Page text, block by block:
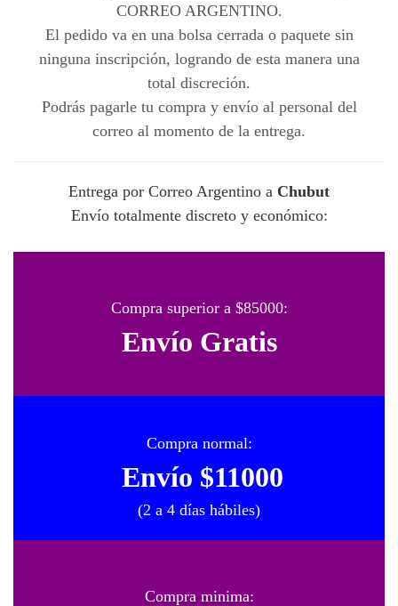
CORREO ARGENTINO.
El pedido va en una bolsa cerrada o paquete sin
ninguna inscripción, logrando de esta manera una
total discreción.
Podrás pagarle tu compra y envío al personal del
correo al momento de la entrega.
Entrega por Correo Argentino a Chubut
Envío totalmente discreto y económico:
Compra superior a $85000:
Envío Gratis
Compra normal:
Envío $11000
(2 a 4 días hábiles)
Compra minima: